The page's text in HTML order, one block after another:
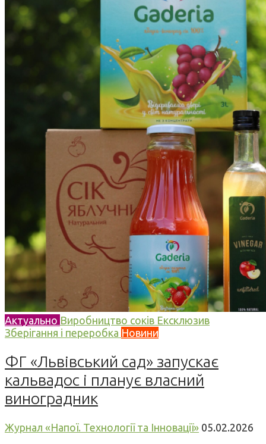
Актуально Виробництво соків Ексклюзив
Зберігання і переробка Новини
ФГ «Львівський сад» запускає
кальвадос і планує власний
виноградник
Журнал «Напої. Технології та Інновації» 05.02.2026